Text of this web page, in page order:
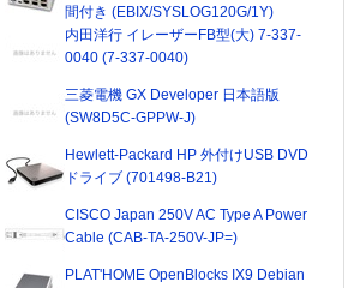
間付き (EBIX/SYSLOG120G/1Y)
内田洋行 イレーザーFB型(大) 7-337-
0040 (7-337-0040)
三菱電機 GX Developer 日本語版
(SW8D5C-GPPW-J)
Hewlett-Packard HP 外付けUSB DVD
ドライブ (701498-B21)
CISCO Japan 250V AC Type A Power
Cable (CAB-TA-250V-JP=)
PLAT'HOME OpenBlocks IX9 Debian